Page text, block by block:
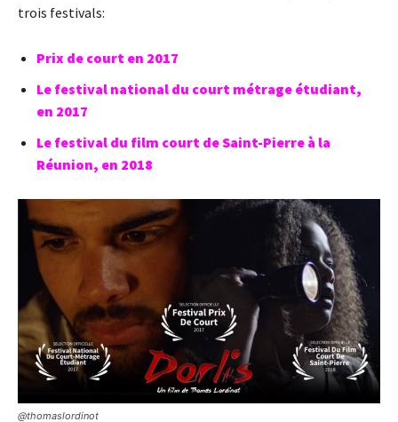
trois festivals:
Prix de court en 2017
Le festival national du court métrage étudiant,
en 2017
Le festival du film court de Saint-Pierre à la
Réunion, en 2018
@thomaslordinot